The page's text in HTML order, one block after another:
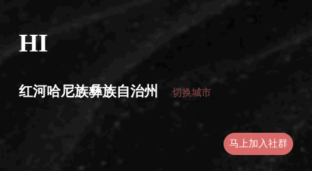
HI
红河哈尼族彝族自治州 切换城市
马上加入社群